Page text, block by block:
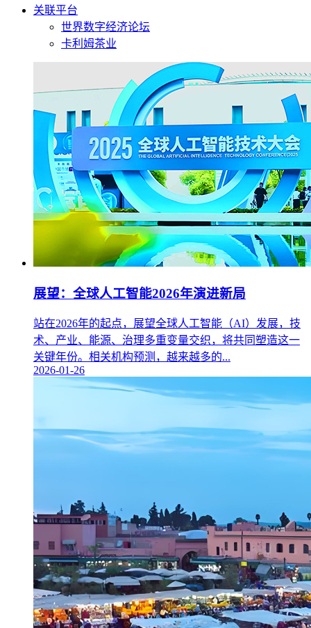
关联平台
世界数字经济论坛
卡利姆茶业
展望：全球人工智能2026年演进新局
站在2026年的起点，展望全球人工智能（AI）发展，技
术、产业、能源、治理多重变量交织，将共同塑造这一
关键年份。相关机构预测，越来越多的...
2026-01-26